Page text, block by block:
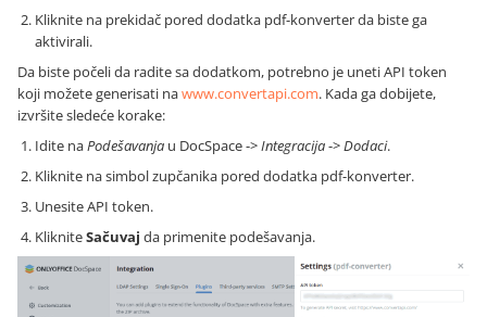
Kliknite na prekidač pored dodatka pdf-konverter da biste ga
aktivirali.
Da biste počeli da radite sa dodatkom, potrebno je uneti API token
koji možete generisati nawww.convertapi.com. Kada ga dobijete,
izvršite sledeće korake:
Idite naPodešavanja u DocSpace ->Integracija->Dodaci.
Kliknite na simbol zupčanika pored dodatka pdf-konverter.
Unesite API token.
KlikniteSačuvaj da primenite podešavanja.